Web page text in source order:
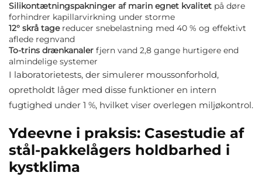
Silikontætningspakninger af marin egnet kvalitet på døre
forhindrer kapillarvirkning under storme
12° skrå tage reducer snebelastning med 40 % og effektivt
aflede regnvand
To-trins drænkanaler fjern vand 2,8 gange hurtigere end
almindelige systemer
I laboratorietests, der simulerer moussonforhold,
opretholdt låger med disse funktioner en intern
fugtighed under 1 %, hvilket viser overlegen miljøkontrol.
Ydeevne i praksis: Casestudie af
stål-pakkelågers holdbarhed i
kystklima